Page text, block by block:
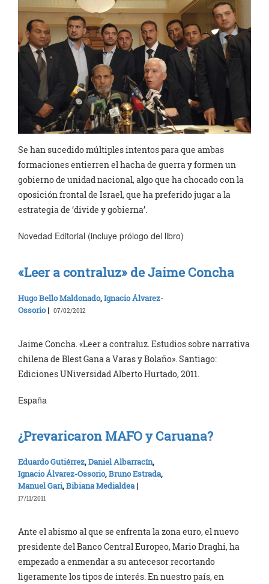
Se han sucedido múltiples intentos para que ambas
formaciones entierren el hacha de guerra y formen un
gobierno de unidad nacional, algo que ha chocado con la
oposición frontal de Israel, que ha preferido jugar a la
estrategia de ‘divide y gobierna’.
Novedad Editorial (incluye prólogo del libro)
«Leer a contraluz» de Jaime Concha
Hugo Bello Maldonado,Ignacio Álvarez-
Ossorio| 07/02/2012
Jaime Concha. «Leer a contraluz. Estudios sobre narrativa
chilena de Blest Gana a Varas y Bolaño». Santiago:
Ediciones UNiversidad Alberto Hurtado, 2011.
España
¿Prevaricaron MAFO y Caruana?
Eduardo Gutiérrez,Daniel Albarracín,
Ignacio Álvarez-Ossorio,Bruno Estrada,
Manuel Gari,Bibiana Medialdea|
17/11/2011
Ante el abismo al que se enfrenta la zona euro, el nuevo
presidente del Banco Central Europeo, Mario Draghi, ha
empezado a enmendar a su antecesor recortando
ligeramente los tipos de interés. En nuestro país, en